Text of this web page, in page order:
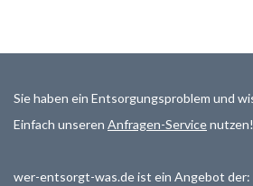
Sie haben ein Entsorgungsproblem und
Einfach unseren Anfragen-Servicenutzen!
wer-entsorgt-was.de ist ein Angebot der: